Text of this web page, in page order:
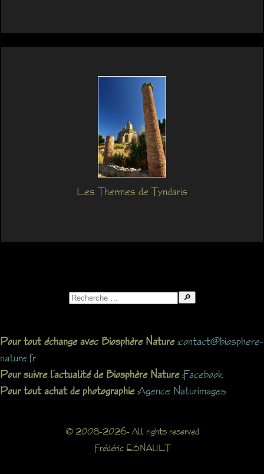
Les Thermes de Tyndaris
Search
Pour tout échange avec Biosphère Nature :contact@biosphere-
nature.fr
Pour suivre l’actualité de Biosphère Nature :Facebook
Pour tout achat de photographie :Agence Naturimages
© 2008-2026- All rights reserved
Frédéric ESNAULT